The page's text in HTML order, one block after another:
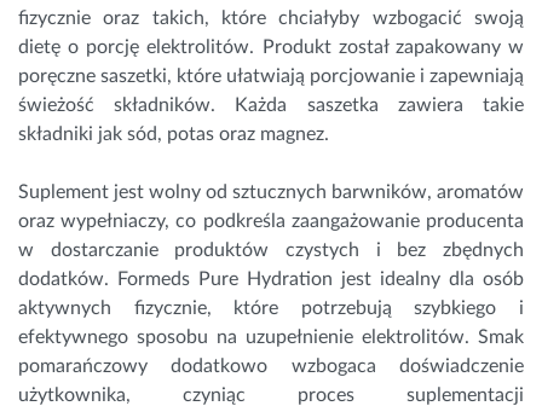
fizycznie oraz takich, które chciałyby wzbogacić swoją
dietę o porcję elektrolitów. Produkt został zapakowany w
poręczne saszetki, które ułatwiają porcjowanie i zapewniają
świeżość składników. Każda saszetka zawiera takie
składniki jak sód, potas oraz magnez.
Suplement jest wolny od sztucznych barwników, aromatów
oraz wypełniaczy, co podkreśla zaangażowanie producenta
w dostarczanie produktów czystych i bez zbędnych
dodatków. Formeds Pure Hydration jest idealny dla osób
aktywnych fizycznie, które potrzebują szybkiego i
efektywnego sposobu na uzupełnienie elektrolitów. Smak
pomarańczowy dodatkowo wzbogaca doświadczenie
użytkownika, czyniąc proces suplementacji